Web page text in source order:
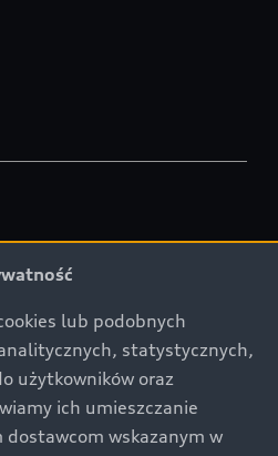
lub podobnych
statystycznych,
użytkowników oraz
ich umieszczanie
wskazanym w